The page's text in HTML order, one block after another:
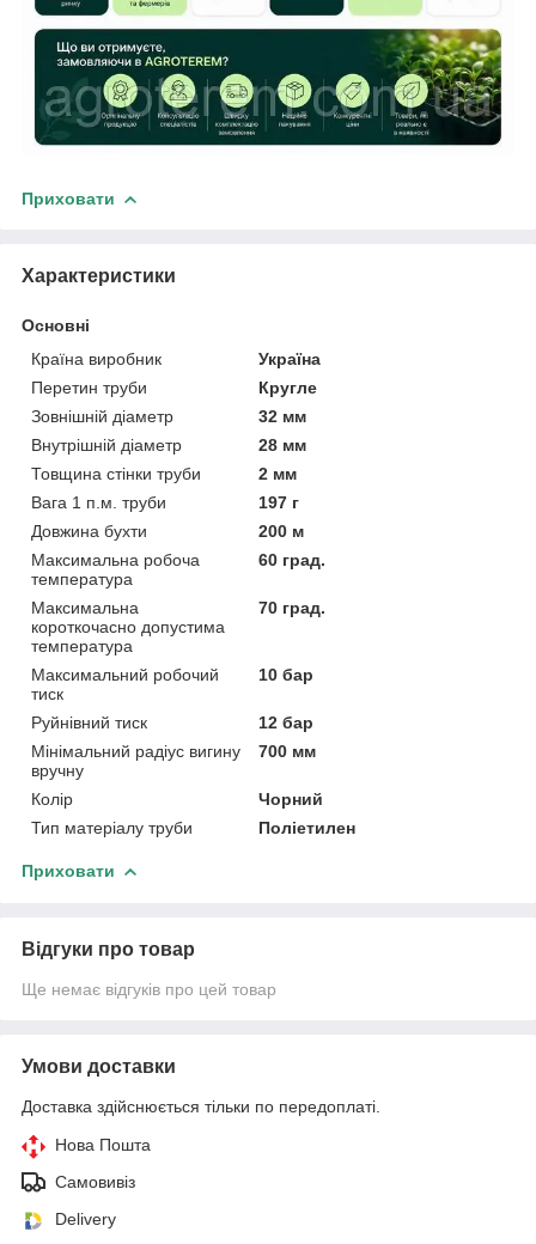
Приховати
Характеристики
Основні
Країна виробник
Україна
Перетин труби
Кругле
Зовнішній діаметр
32 мм
Внутрішній діаметр
28 мм
Товщина стінки труби
2 мм
Вага 1 п.м. труби
197 г
Довжина бухти
200 м
Максимальна робоча
температура
60 град.
Максимальна
короткочасно допустима
температура
70 град.
Максимальний робочий
тиск
10 бар
Руйнівний тиск
12 бар
Мінімальний радіус вигину
вручну
700 мм
Колір
Чорний
Тип матеріалу труби
Поліетилен
Приховати
Відгуки про товар
Ще немає відгуків про цей товар
Умови доставки
Доставка здійснюється тільки по передоплаті.
Нова Пошта
Самовивіз
Delivery